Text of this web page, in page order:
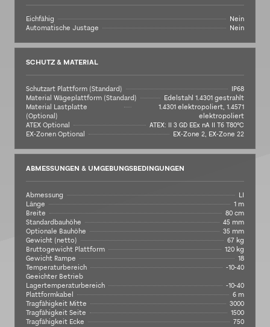
Eichfähig
Nein
Automatische Justage
Nein
SCHUTZ & MATERIAL
Schutzart Plattform (Standard)
IP68
Material Wägeplattform (Standard)
Edelstahl 1.4301 gestrahlt
Material Lastplatte
(Optional)
1.4301 elektropoliert, 1.4571
elektropoliert
ATEX Optional
ATEX: II 3 GD EEx nA II T6 T80°C
EX-Zonen Optional
EX-Zone 2, EX-Zone 22
ABMESSUNGEN & UMGEBUNGSBEDINGUNGEN
Abmessung
LI
Länge
1 m
Breite
80 cm
Standardbauhöhe
45 mm
Optionale Bauhöhe
35 mm
Gewicht (netto)
67 kg
Bruttogewicht Plattform
120 kg
Gewicht Rampe
18
Temperaturbereich
Geeichter Betrieb
-10-40
Lagertemperaturbereich
-10-40
Plattformkabel
6 m
Tragfähigkeit Mitte
3000
Tragfähigkeit Seite
1500
Tragfähigkeit Ecke
750